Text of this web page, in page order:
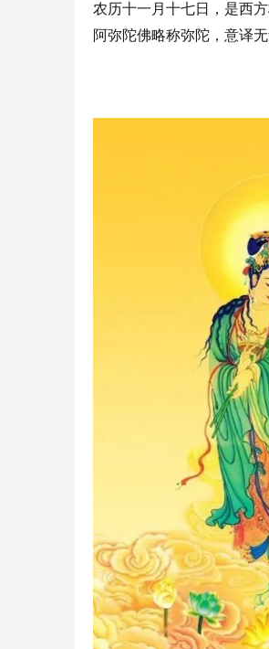
农历十一月十七日，是西
阿弥陀佛略称弥陀，意译